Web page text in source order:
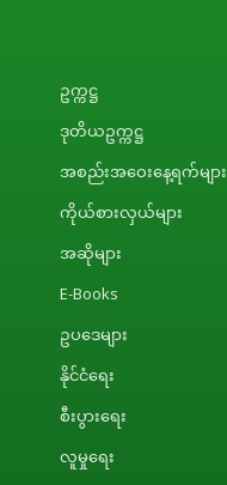
ဥက္ကဋ္ဌ
ဒုတိယဥက္ကဋ္ဌ
အစည်းအဝေးနေ့ရက်များ
ကိုယ်စားလှယ်များ
အဆိုများ
E-Books
ဥပဒေများ
နိုင်ငံရေး
စီးပွားရေး
လူမှုရေး